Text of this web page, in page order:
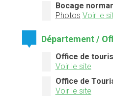
Bocage
Photos Voir le
Département /
Office de
Voir le site
Office de
Voir le site